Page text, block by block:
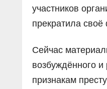
участников
прекратила
Сейчас
возбуждённого
признакам